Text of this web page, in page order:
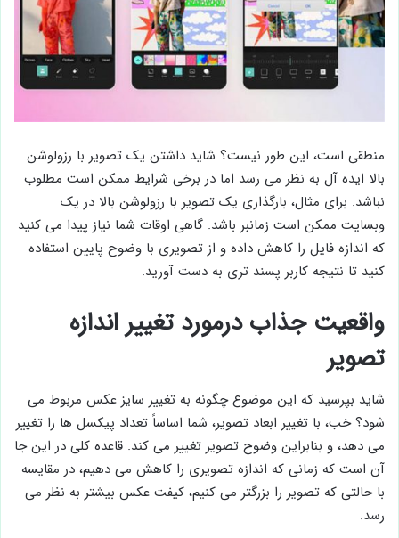
منطقی است، این طور نیست؟ شاید داشتن یک تصویر با رزولوشن
بالا ایده آل به نظر می رسد اما در برخی شرایط ممکن است مطلوب
نباشد. برای مثال، بارگذاری یک تصویر با رزولوشن بالا در یک
وبسایت ممکن است زمانبر باشد. گاهی اوقات شما نیاز پیدا می کنید
که اندازه فایل را کاهش داده و از تصویری با وضوح پایین استفاده
کنید تا نتیجه کاربر پسند تری به دست آورید.
واقعیت جذاب درمورد تغییر اندازه
تصویر
شاید بپرسید که این موضوع چگونه به تغییر سایز عکس مربوط می
شود؟ خب، با تغییر ابعاد تصویر، شما اساساً تعداد پیکسل ها را تغییر
می دهد، و بنابراین وضوح تصویر تغییر می کند. قاعده کلی در این جا
آن است که زمانی که اندازه تصویری را کاهش می دهیم، در مقایسه
با حالتی که تصویر را بزرگتر می کنیم، کیفت عکس بیشتر به نظر می
رسد.